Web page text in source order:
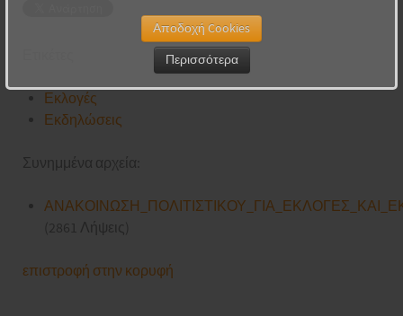
Αποδοχή Cookies
Περισσότερα
Εκλογές
Εκδηλώσεις
Συνημμένα αρχεία:
(2861 Λήψεις)
επιστροφή στην κορυφή